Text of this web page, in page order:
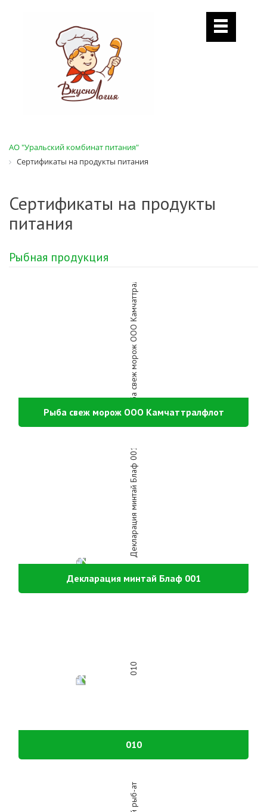
АО "Уральский комбинат питания"
Сертификаты на продукты питания
Сертификаты на продукты
питания
Рыбная продукция
Рыба свеж морож ООО Камчаттралфлот
Декларация минтай Блаф 001
010